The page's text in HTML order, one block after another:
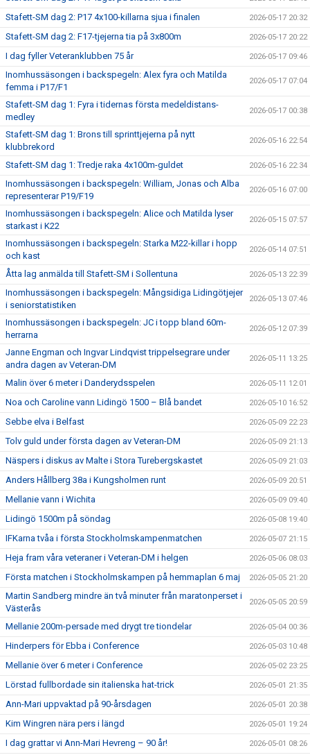
Stafett-SM dag 2: P17 4x100-killarna sjua i finalen 2026-05-17 20:32
Stafett-SM dag 2: F17-tjejerna tia på 3x800m 2026-05-17 20:22
I dag fyller Veteranklubben 75 år 2026-05-17 09:46
Inomhussäsongen i backspegeln: Alex fyra och Matilda
femma i P17/F1
2026-05-17 07:04
Stafett-SM dag 1: Fyra i tidernas första medeldistans-
medley
2026-05-17 00:38
Stafett-SM dag 1: Brons till sprinttjejerna på nytt
klubbrekord
2026-05-16 22:54
Stafett-SM dag 1: Tredje raka 4x100m-guldet 2026-05-16 22:34
Inomhussäsongen i backspegeln: William, Jonas och Alba
representerar P19/F19
2026-05-16 07:00
Inomhussäsongen i backspegeln: Alice och Matilda lyser
starkast i K22
2026-05-15 07:57
Inomhussäsongen i backspegeln: Starka M22-killar i hopp
och kast
2026-05-14 07:51
Åtta lag anmälda till Stafett-SM i Sollentuna 2026-05-13 22:39
Inomhussäsongen i backspegeln: Mångsidiga Lidingötjejer
i seniorstatistiken
2026-05-13 07:46
Inomhussäsongen i backspegeln: JC i topp bland 60m-
herrarna
2026-05-12 07:39
Janne Engman och Ingvar Lindqvist trippelsegrare under
andra dagen av Veteran-DM
2026-05-11 13:25
Malin över 6 meter i Danderydsspelen 2026-05-11 12:01
Noa och Caroline vann Lidingö 1500 – Blå bandet 2026-05-10 16:52
Sebbe elva i Belfast 2026-05-09 22:23
Tolv guld under första dagen av Veteran-DM 2026-05-09 21:13
Näspers i diskus av Malte i Stora Turebergskastet 2026-05-09 21:03
Anders Hållberg 38a i Kungsholmen runt 2026-05-09 20:51
Mellanie vann i Wichita 2026-05-09 09:40
Lidingö 1500m på söndag 2026-05-08 19:40
IFKarna tvåa i första Stockholmskampenmatchen 2026-05-07 21:15
Heja fram våra veteraner i Veteran-DM i helgen 2026-05-06 08:03
Första matchen i Stockholmskampen på hemmaplan 6 maj 2026-05-05 21:20
Martin Sandberg mindre än två minuter från maratonperset i
Västerås
2026-05-05 20:59
Mellanie 200m-persade med drygt tre tiondelar 2026-05-04 00:36
Hinderpers för Ebba i Conference 2026-05-03 10:48
Mellanie över 6 meter i Conference 2026-05-02 23:25
Lörstad fullbordade sin italienska hat-trick 2026-05-01 21:35
Ann-Mari uppvaktad på 90-årsdagen 2026-05-01 20:38
Kim Wingren nära pers i längd 2026-05-01 19:24
I dag grattar vi Ann-Mari Hevreng – 90 år! 2026-05-01 08:26